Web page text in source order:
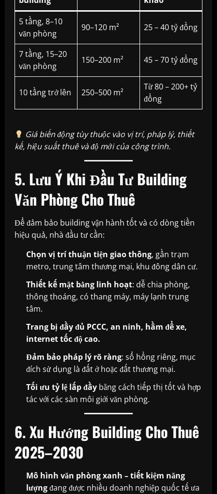
5 tầng, 8–10
văn phòng
90–120 m² 25 – 40 tỷ đồng
7 tầng, 15–20
văn phòng
150–200 m² 45 – 70 tỷ đồng
10 tầng trở lên 250–500 m²
Từ 80 – 200+ tỷ
đồng
Giá biến động tùy thuộc vào vị trí, pháp lý, thiết
kế, hiệu suất thuê và độ mới của công trình.
5. Lưu Ý Khi Đầu Tư Building
Văn Phòng Cho Thuê
Để đảm bảo building vận hành tốt và có dòng tiền
hiệu quả, nhà đầu tư cần:
Chọn vị trí thuận tiện giao thông, gần trạm
metro, trung tâm thương mại, khu đông dân cư.
Thiết kế mặt bằng linh hoạt: dễ chia phòng,
thông thoáng, có thang máy, máy lạnh trung
tâm.
Trang bị đầy đủ PCCC, an ninh, hầm để xe,
internet tốc độ cao.
Đảm bảo pháp lý rõ ràng: sổ hồng riêng, mục
đích sử dụng là đất ở hoặc đất thương mại.
Tối ưu tỷ lệ lấp đầy bằng cách tiếp thị tốt và hợp
tác với các sàn môi giới văn phòng.
6. Xu Hướng Building Cho Thuê
2025–2030
Mô hình văn phòng xanh – tiết kiệm năng
lượngđang được nhiều doanh nghiệp quốc tế ưa